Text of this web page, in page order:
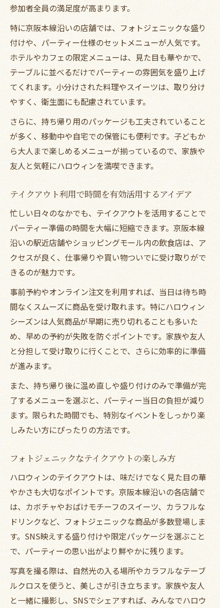
参加者全員の満足度が高まります。
特に京阪本線沿いの店舗では、フォトジェニックな盛り
付けや、パーティー仕様のセットメニューが人気です。
ホテルやカフェの限定メニューは、見た目も華やかで、
テーブルに並べるだけでパーティーの雰囲気を盛り上げ
てくれます。小分けされた料理やスイーツは、取り分け
やすく、衛生面にも配慮されています。
さらに、持ち帰り用のパッケージも工夫されていること
が多く、移動中や自宅での保管にも便利です。子どもか
ら大人まで楽しめるメニューが揃っているので、家族や
友人と気軽にハロウィンを満喫できます。
テイクアウト利用で時間を有効活用するアイデア
忙しい日々のなかでも、テイクアウトを活用することで
パーティー準備の時間を大幅に短縮できます。京阪本線
沿いの駅近店舗やショッピングモール内の飲食店は、ア
クセスが良く、仕事帰りや買い物ついでに受け取りがで
きるのが魅力です。
事前予約やオンライン注文を利用すれば、当日は待ち時
間なくスムーズに商品を受け取れます。特にハロウィン
シーズンは人気商品が早期に売り切れることも多いた
め、早めの予約が失敗を防ぐポイントです。家族や友人
と分担して受け取りに行くことで、さらに効率的に準備
が進みます。
また、持ち帰り後に温め直しや盛り付けのみで準備が完
了するメニューを選ぶと、パーティー当日の負担が減り
ます。限られた時間でも、特別なイベントをしっかり楽
しみたい方にぴったりの方法です。
フォトジェニックなテイクアウトの楽しみ方
ハロウィンのテイクアウトは、味だけでなく見た目の華
やかさも大切なポイントです。京阪本線沿いの各店舗で
は、カボチャやおばけモチーフのスイーツ、カラフルな
ドリンクなど、フォトジェニックな商品が多数登場しま
す。SNS映えする盛り付けや限定パッケージを選ぶこと
で、パーティーの思い出がより鮮やかに残ります。
写真を撮る際は、自然光の入る場所やカラフルなテーブ
ルクロスを使うと、美しさが引き立ちます。家族や友人
と一緒に撮影し、SNSでシェアすれば、みんなでハロウ